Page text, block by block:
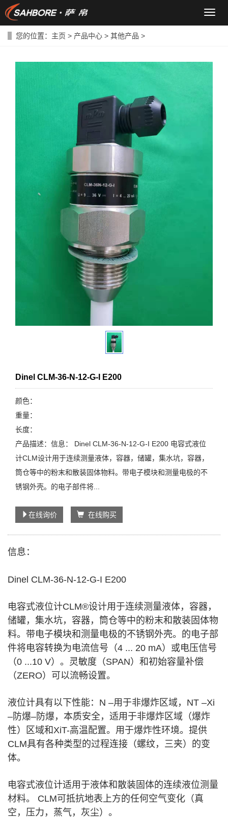
导
您的位置： 主页 > 产品中心 > 其他产品 >
Dinel CLM-36-N-12-G-I E200
颜色：
重量：
长度：
产品描述：信息： Dinel CLM-36-N-12-G-I E200 电容式液位
计CLM设计用于连续测量液体，容器，储罐，集水坑，容器，
筒仓等中的粉末和散装固体物料。带电子模块和测量电极的不
锈钢外壳。的电子部件将...
在线询价 在线购买
信息：
Dinel CLM-36-N-12-G-I E200
电容式液位计CLM®设计用于连续测量液体，容器，
储罐，集水坑，容器，筒仓等中的粉末和散装固体物
料。带电子模块和测量电极的不锈钢外壳。的电子部
件将电容转换为电流信号（4 ... 20 mA）或电压信号
（0 ...10 V）。灵敏度（SPAN）和初始容量补偿
（ZERO）可以流畅设置。
液位计具有以下性能：N –用于非爆炸区域，NT –Xi
–防爆–防爆，本质安全，适用于非爆炸区域（爆炸
性）区域和XiT-高温配置。用于爆炸性环境。提供
CLM具有各种类型的过程连接（螺纹，三夹）的变
体。
电容式液位计适用于液体和散装固体的连续液位测量
材料。 CLM可抵抗地表上方的任何空气变化（真
空，压力，蒸气，灰尘）。